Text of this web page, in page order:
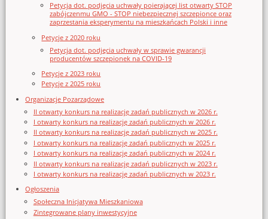
Petycja dot. podjęcia uchwały poierającej list otwarty STOP
zabójczenmu GMO - STOP niebezpiecznej szczepionce oraz
zaprzestania eksperymentu na mieszkańcach Polski i inne
Petycje z 2020 roku
Petycja dot. podjęcia uchwały w sprawie gwarancji
producentów szczepionek na COVID-19
Petycje z 2023 roku
Petycje z 2025 roku
Organizacje Pozarządowe
II otwarty konkurs na realizację zadań publicznych w 2026 r.
I otwarty konkurs na realizację zadań publicznych w 2026 r.
II otwarty konkurs na realizację zadań publicznych w 2025 r.
I otwarty konkurs na realizację zadań publicznych w 2025 r.
I otwarty konkurs na realizację zadań publicznych w 2024 r.
II otwarty konkurs na realizację zadań publicznych w 2023 r.
I otwarty konkurs na realizację zadań publicznych w 2023 r.
Ogłoszenia
Społeczna Inicjatywa Mieszkaniowa
Zintegrowane plany inwestycyjne